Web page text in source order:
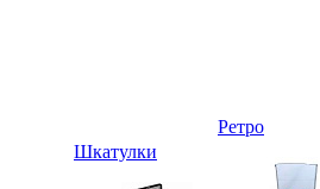
Шкатулки
Ретро